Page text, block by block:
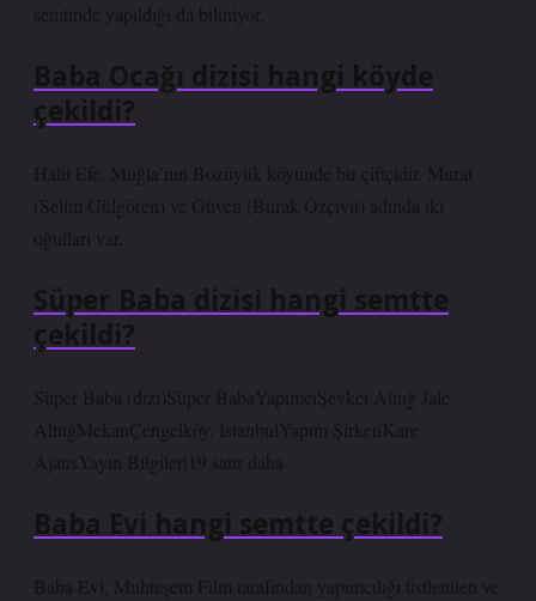
semtinde yapıldığı da biliniyor.
Baba Ocağı dizisi hangi köyde
çekildi?
Halil Efe, Muğla’nın Bozüyük köyünde bir çiftçidir. Murat
(Selim Gülgören) ve Güven (Burak Özçivit) adında iki
oğulları var.
Süper Baba dizisi hangi semtte
çekildi?
Süper Baba (dizi)Süper BabaYapımcıŞevket Altuğ Jale
AltuğMekanÇengelköy, İstanbulYapım ŞirketiKare
AjansYayın Bilgileri19 satır daha
Baba Evi hangi semtte çekildi?
Baba Evi, Muhteşem Film tarafından yapımcılığı üstlenilen ve